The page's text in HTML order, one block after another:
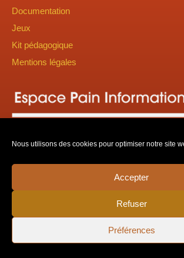
Nous utilisons des cookies pour optimiser notre site
Accepter
Refuser
Préférences
Documentation
Jeux
Kit pédagogique
Mentions légales